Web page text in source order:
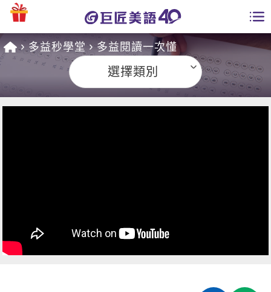
課程總覽
英文檢定
學習分享
學員專區
多益秒學堂 多益閱讀一次懂
選擇類別